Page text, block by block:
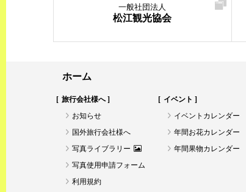
一般社団法人
松江観光協会
ホーム
旅行会社様へ
お知らせ
国外旅行会社様へ
写真ライブラリー
写真使用申請フォーム
利用規約
イベント
イベントカレンダー
年間お花カレンダー
年間果物カレンダー